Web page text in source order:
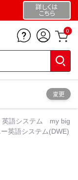
詳しくは
こちら
0
変更
語システム my big
英語システム(DWE)